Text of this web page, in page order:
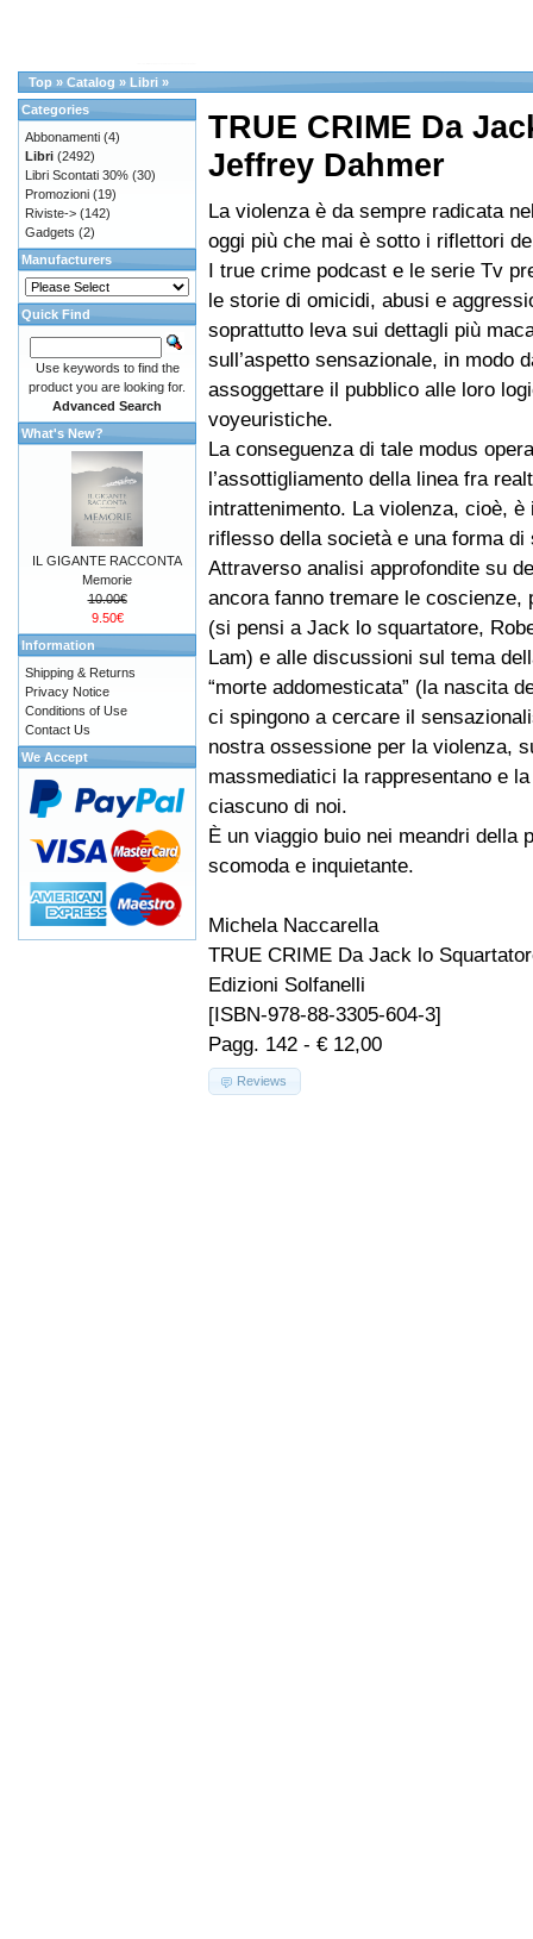
Top » Catalog » Libri »
TRUE CRIME Da
Jeffrey Dahmer
La violenza è da sempre radicata
oggi più che mai è sotto i riflettori
I true crime podcast e le serie Tv
le storie di omicidi, abusi e
soprattutto leva sui dettagli più
sull’aspetto sensazionale, in modo
assoggettare il pubblico alle loro
voyeuristiche.
La conseguenza di tale modus
l’assottigliamento della linea fra
intrattenimento. La violenza, cioè, è
riflesso della società e una forma di
Attraverso analisi approfondite su
ancora fanno tremare le coscienze,
(si pensi a Jack lo squartatore,
Lam) e alle discussioni sul tema
“morte addomesticata” (la nascita
ci spingono a cercare il
nostra ossessione per la violenza,
massmediatici la rappresentano e
ciascuno di noi.
È un viaggio buio nei meandri della
scomoda e inquietante.
Michela Naccarella
TRUE CRIME Da Jack lo
Edizioni Solfanelli
[ISBN-978-88-3305-604-3]
Pagg. 142 - € 12,00
Reviews
Categories
Abbonamenti (4)
Libri (2492)
Libri Scontati 30% (30)
Promozioni (19)
Riviste-> (142)
Gadgets (2)
Manufacturers
Quick Find
Use keywords to find the
product you are looking for.
Advanced Search
What's New?
IL GIGANTE RACCONTA
Memorie
10.00€
9.50€
Information
Shipping & Returns
Privacy Notice
Conditions of Use
Contact Us
We Accept